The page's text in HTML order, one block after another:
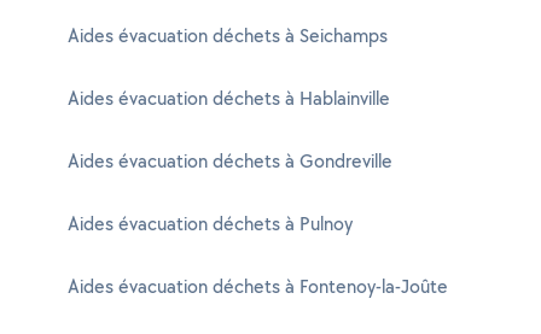
Aides évacuation déchets à Seichamps
Aides évacuation déchets à Hablainville
Aides évacuation déchets à Gondreville
Aides évacuation déchets à Pulnoy
Aides évacuation déchets à Fontenoy-la-Joûte